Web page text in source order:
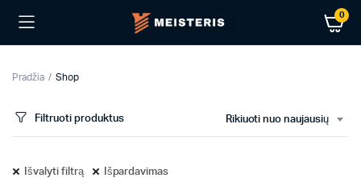
0
Pradžia Shop
Filtruoti produktus Rikiuoti nuo naujausių
Išvalyti filtrą Išpardavimas